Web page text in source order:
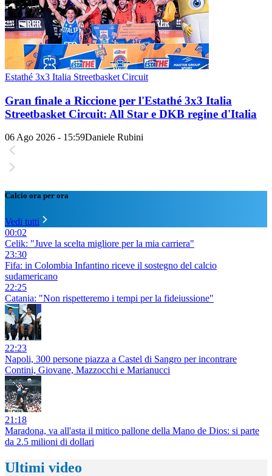
Estathé 3x3 Italia Streetbasket Circuit
Gran finale a Riccione per l'Estathé 3x3 Italia
Streetbasket Circuit: All Star e DKB regine d'Italia
06 Ago 2026 - 15:59Daniele Rubini
Calcio ora per ora
Vedi tutti
00:02
Celik: "Juve la scelta migliore per la mia carriera"
23:30
Fifa: in Colombia Infantino riceve il sostegno del calcio
sudamericano
22:25
Catania: "Non rispetteremo i tempi per la fideiussione"
22:23
Napoli, 300 persone piazza a Castel di Sangro per incontrare
Contini, Giovane, Mazzocchi e Marianucci
21:18
Maradona, va all'asta il mitico pallone della Mano de Dios: si parte
da 2.5 milioni di dollari
Ultimi video